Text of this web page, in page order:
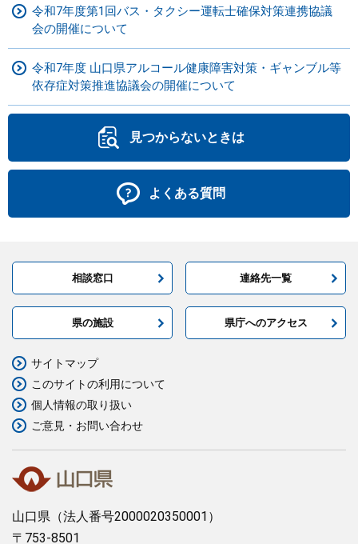
令和7年度第1回バス・タクシー運転士確保対策連携協議
会の開催について
令和7年度 山口県アルコール健康障害対策・ギャンブル等
依存症対策推進協議会の開催について
見つからないときは
よくある質問
相談窓口 連絡先一覧
県の施設 県庁へのアクセス
山口県 （法人番号2000020350001）
〒753-8501
サイトマップ
このサイトの利用について
個人情報の取り扱い
ご意見・お問い合わせ